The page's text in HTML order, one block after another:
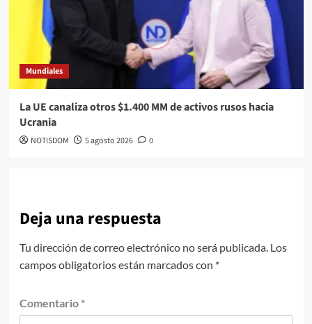
Mundiales
La UE canaliza otros $1.400 MM de activos rusos hacia
Ucrania
NOTISDOM 5 agosto 2026 0
Deja una respuesta
Tu dirección de correo electrónico no será publicada. Los
campos obligatorios están marcados con *
Comentario *